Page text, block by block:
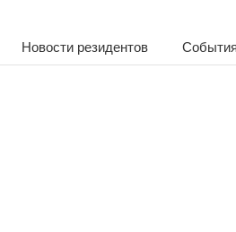
Новости резидентов